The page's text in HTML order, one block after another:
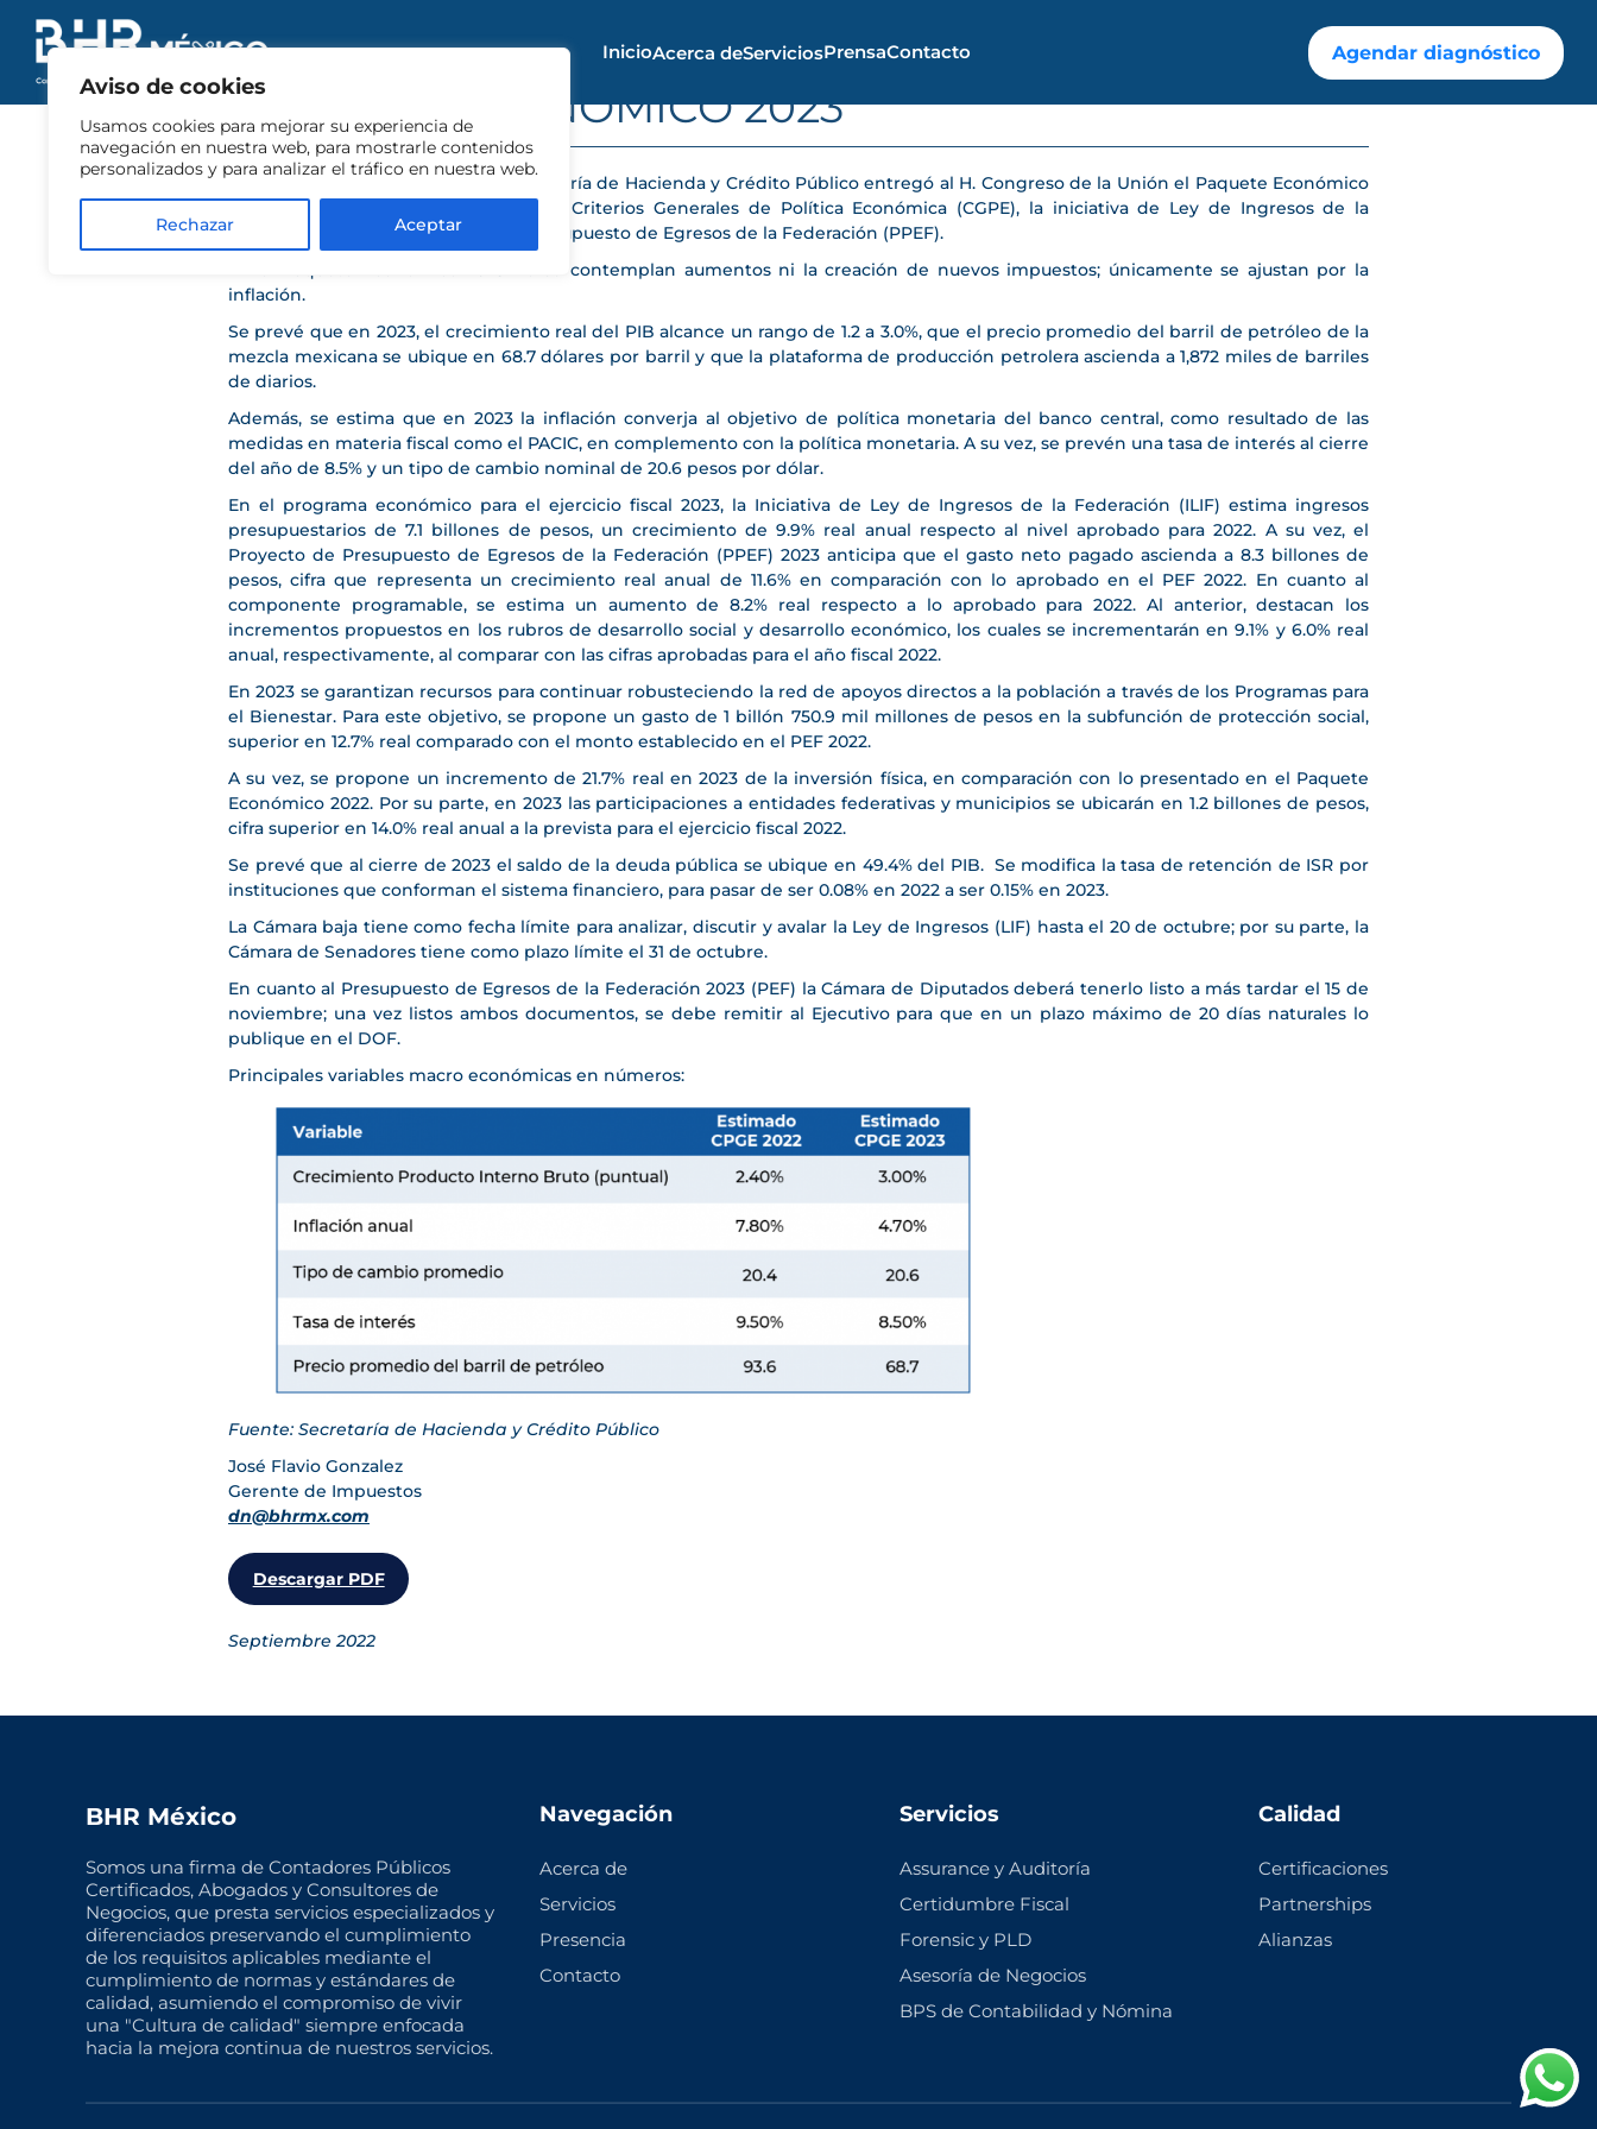
Aviso de cookies
Usamos cookies para mejorar su experiencia de
navegación en nuestra web, para mostrarle contenidos
personalizados y para analizar el tráfico en nuestra web.
Rechazar Aceptar
InicioAcerca deServiciosPrensaContacto Agendar diagnóstico
PAQUETE ECONÓMICO 2023
El 08 de septiembre de 2022, la Secretaría de Hacienda y Crédito Público entregó al H. Congreso de la Unión el Paquete Económico
2023, el cual está compuesto por los Criterios Generales de Política Económica (CGPE), la iniciativa de Ley de Ingresos de la
Federación (ILIF), y el Proyecto de Presupuesto de Egresos de la Federación (PPEF).
En el Paquete Económico 2023 no se contemplan aumentos ni la creación de nuevos impuestos; únicamente se ajustan por la
inflación.
Se prevé que en 2023, el crecimiento real del PIB alcance un rango de 1.2 a 3.0%, que el precio promedio del barril de petróleo de la
mezcla mexicana se ubique en 68.7 dólares por barril y que la plataforma de producción petrolera ascienda a 1,872 miles de barriles
de diarios.
Además, se estima que en 2023 la inflación converja al objetivo de política monetaria del banco central, como resultado de las
medidas en materia fiscal como el PACIC, en complemento con la política monetaria. A su vez, se prevén una tasa de interés al cierre
del año de 8.5% y un tipo de cambio nominal de 20.6 pesos por dólar.
En el programa económico para el ejercicio fiscal 2023, la Iniciativa de Ley de Ingresos de la Federación (ILIF) estima ingresos
presupuestarios de 7.1 billones de pesos, un crecimiento de 9.9% real anual respecto al nivel aprobado para 2022. A su vez, el
Proyecto de Presupuesto de Egresos de la Federación (PPEF) 2023 anticipa que el gasto neto pagado ascienda a 8.3 billones de
pesos, cifra que representa un crecimiento real anual de 11.6% en comparación con lo aprobado en el PEF 2022. En cuanto al
componente programable, se estima un aumento de 8.2% real respecto a lo aprobado para 2022. Al anterior, destacan los
incrementos propuestos en los rubros de desarrollo social y desarrollo económico, los cuales se incrementarán en 9.1% y 6.0% real
anual, respectivamente, al comparar con las cifras aprobadas para el año fiscal 2022.
En 2023 se garantizan recursos para continuar robusteciendo la red de apoyos directos a la población a través de los Programas para
el Bienestar. Para este objetivo, se propone un gasto de 1 billón 750.9 mil millones de pesos en la subfunción de protección social,
superior en 12.7% real comparado con el monto establecido en el PEF 2022.
A su vez, se propone un incremento de 21.7% real en 2023 de la inversión física, en comparación con lo presentado en el Paquete
Económico 2022. Por su parte, en 2023 las participaciones a entidades federativas y municipios se ubicarán en 1.2 billones de pesos,
cifra superior en 14.0% real anual a la prevista para el ejercicio fiscal 2022.
Se prevé que al cierre de 2023 el saldo de la deuda pública se ubique en 49.4% del PIB. Se modifica la tasa de retención de ISR por
instituciones que conforman el sistema financiero, para pasar de ser 0.08% en 2022 a ser 0.15% en 2023.
La Cámara baja tiene como fecha límite para analizar, discutir y avalar la Ley de Ingresos (LIF) hasta el 20 de octubre; por su parte, la
Cámara de Senadores tiene como plazo límite el 31 de octubre.
En cuanto al Presupuesto de Egresos de la Federación 2023 (PEF) la Cámara de Diputados deberá tenerlo listo a más tardar el 15 de
noviembre; una vez listos ambos documentos, se debe remitir al Ejecutivo para que en un plazo máximo de 20 días naturales lo
publique en el DOF.
Principales variables macro económicas en números:
Fuente: Secretaría de Hacienda y Crédito Público
José Flavio Gonzalez
Gerente de Impuestos
dn@bhrmx.com
Descargar PDF
Septiembre 2022
BHR México
Somos una firma de Contadores Públicos
Certificados, Abogados y Consultores de
Negocios, que presta servicios especializados y
diferenciados preservando el cumplimiento
de los requisitos aplicables mediante el
cumplimiento de normas y estándares de
calidad, asumiendo el compromiso de vivir
una "Cultura de calidad" siempre enfocada
hacia la mejora continua de nuestros servicios.
Navegación
Acerca de
Servicios
Presencia
Contacto
Servicios
Assurance y Auditoría
Certidumbre Fiscal
Forensic y PLD
Asesoría de Negocios
BPS de Contabilidad y Nómina
Calidad
Certificaciones
Partnerships
Alianzas